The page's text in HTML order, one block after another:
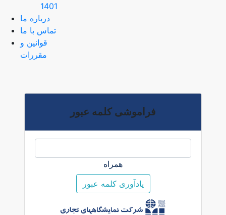
1401
درباره ما
تماس با ما
قوانین و
مقررات
فراموشی کلمه عبور
همراه
یادآوری کلمه عبور